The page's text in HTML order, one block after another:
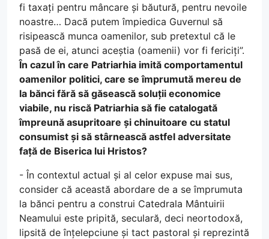
fi taxați pentru mâncare și băutură, pentru nevoile
noastre… Dacă putem împiedica Guvernul să
risipească munca oamenilor, sub pretextul că le
pasă de ei, atunci aceștia (oamenii) vor fi fericiți”.
În cazul în care Patriarhia imită comportamentul
oamenilor politici, care se împrumută mereu de
la bănci fără să găsească soluții economice
viabile, nu riscă Patriarhia să fie catalogată
împreună asupritoare și chinuitoare cu statul
consumist și să stârnească astfel adversitate
față de Biserica lui Hristos?
- În contextul actual și al celor expuse mai sus,
consider că această abordare de a se împrumuta
la bănci pentru a construi Catedrala Mântuirii
Neamului este pripită, seculară, deci neortodoxă,
lipsită de înțelepciune și tact pastoral și reprezintă